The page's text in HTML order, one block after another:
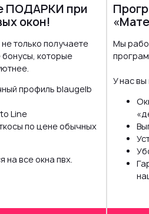
ПОДАРКИ при
окон!
только получаете
бонусы, которые
профиль blaugelb
Line
по цене обычных
на все окна пвх.
Мы
У нас